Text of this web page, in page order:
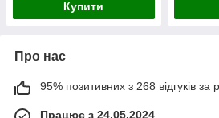
Купити
Про нас
95% позитивних з 268 відгуків за
Працює з 24.05.2024